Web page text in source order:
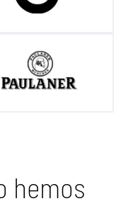
hemos